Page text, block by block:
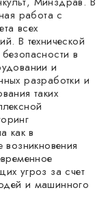
работа с
всех
В технической
в
и
разработки и
таких
как в
угроз за счет
и машинного